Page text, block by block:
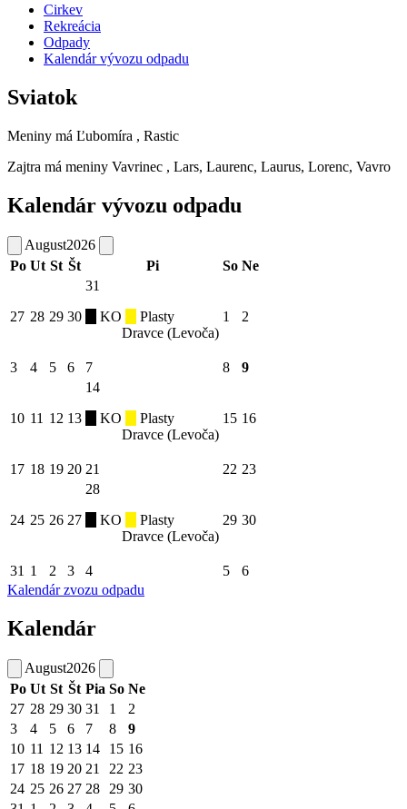
Cirkev
Rekreácia
Odpady
Kalendár vývozu odpadu
Sviatok
Meniny má Ľubomíra , Rastic
Zajtra má meniny Vavrinec , Lars, Laurenc, Laurus, Lorenc, Vavro
Kalendár vývozu odpadu
August2026
Po Ut St Št Pi So Ne
27 28 29 30
31
KO
Plasty
Dravce (Levoča)
1 2
3 4 5 6 7 8 9
10 11 12 13
14
KO
Plasty
Dravce (Levoča)
15 16
17 18 19 20 21 22 23
24 25 26 27
28
KO
Plasty
Dravce (Levoča)
29 30
31 1 2 3 4 5
6
Kalendár zvozu odpadu
Kalendár
August2026
Po Ut St Št Pia So Ne
27 28 29 30 31 1
2
3
4 5 6 7 8
9
10 11 12 13 14 15 16
17 18 19 20 21 22 23
24 25 26 27 28 29 30